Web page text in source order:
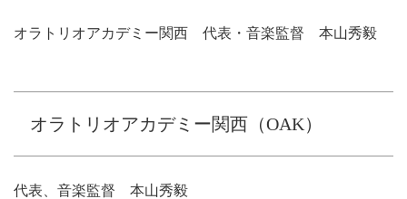
オラトリオアカデミー関西 代表・音楽監督 本山秀毅
オラトリオアカデミー関西（OAK）
代表、音楽監督 本山秀毅